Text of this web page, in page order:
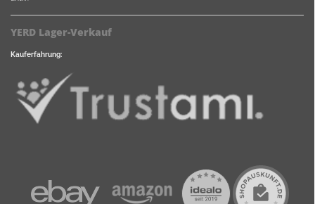
YERD Lager-Verkauf
Kauferfahrung: